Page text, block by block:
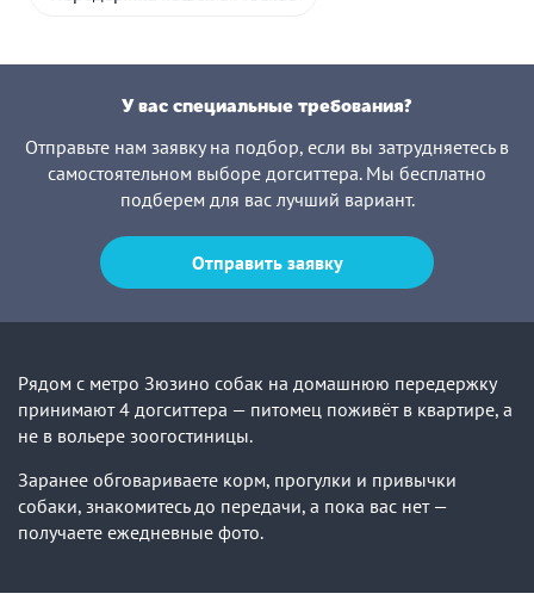
У вас специальные требования?
Отправьте нам заявку на подбор, если вы затрудняетесь в
самостоятельном выборе догситтера. Мы бесплатно
подберем для вас лучший вариант.
Отправить заявку
Рядом с метро Зюзино собак на домашнюю передержку
принимают 4 догситтера — питомец поживёт в квартире, а
не в вольере зоогостиницы.
Заранее обговариваете корм, прогулки и привычки
собаки, знакомитесь до передачи, а пока вас нет —
получаете ежедневные фото.